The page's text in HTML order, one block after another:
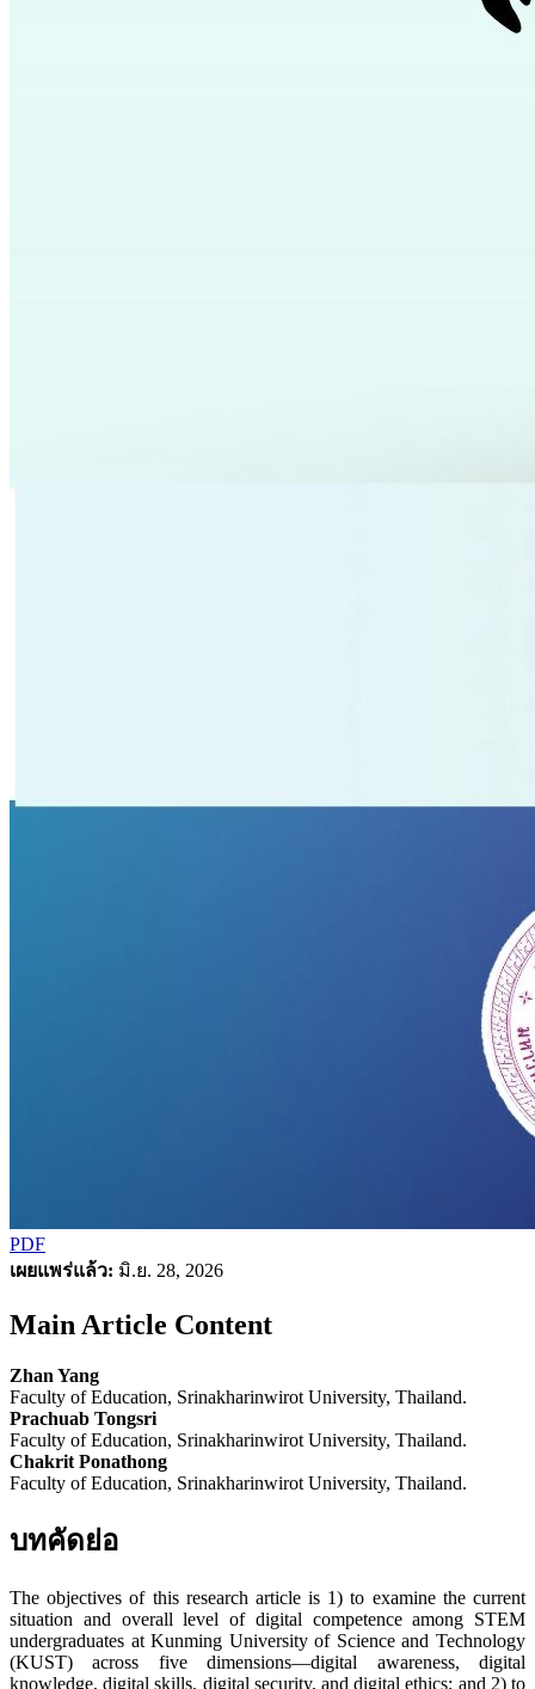
PDF
เผยแพร่แล้ว: มิ.ย. 28, 2026
Main Article Content
Zhan Yang
Faculty of Education, Srinakharinwirot University, Thailand.
Prachuab Tongsri
Faculty of Education, Srinakharinwirot University, Thailand.
Chakrit Ponathong
Faculty of Education, Srinakharinwirot University, Thailand.
บทคัดย่อ
The objectives of this research article is 1) to examine the current
situation and overall level of digital competence among STEM
undergraduates at Kunming University of Science and Technology
(KUST) across five dimensions—digital awareness, digital
knowledge, digital skills, digital security, and digital ethics; and 2) to